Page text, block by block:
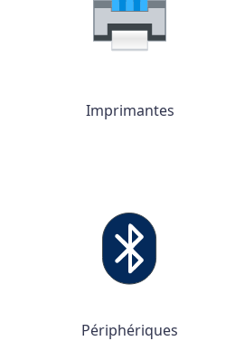
Imprimantes
Périphériques